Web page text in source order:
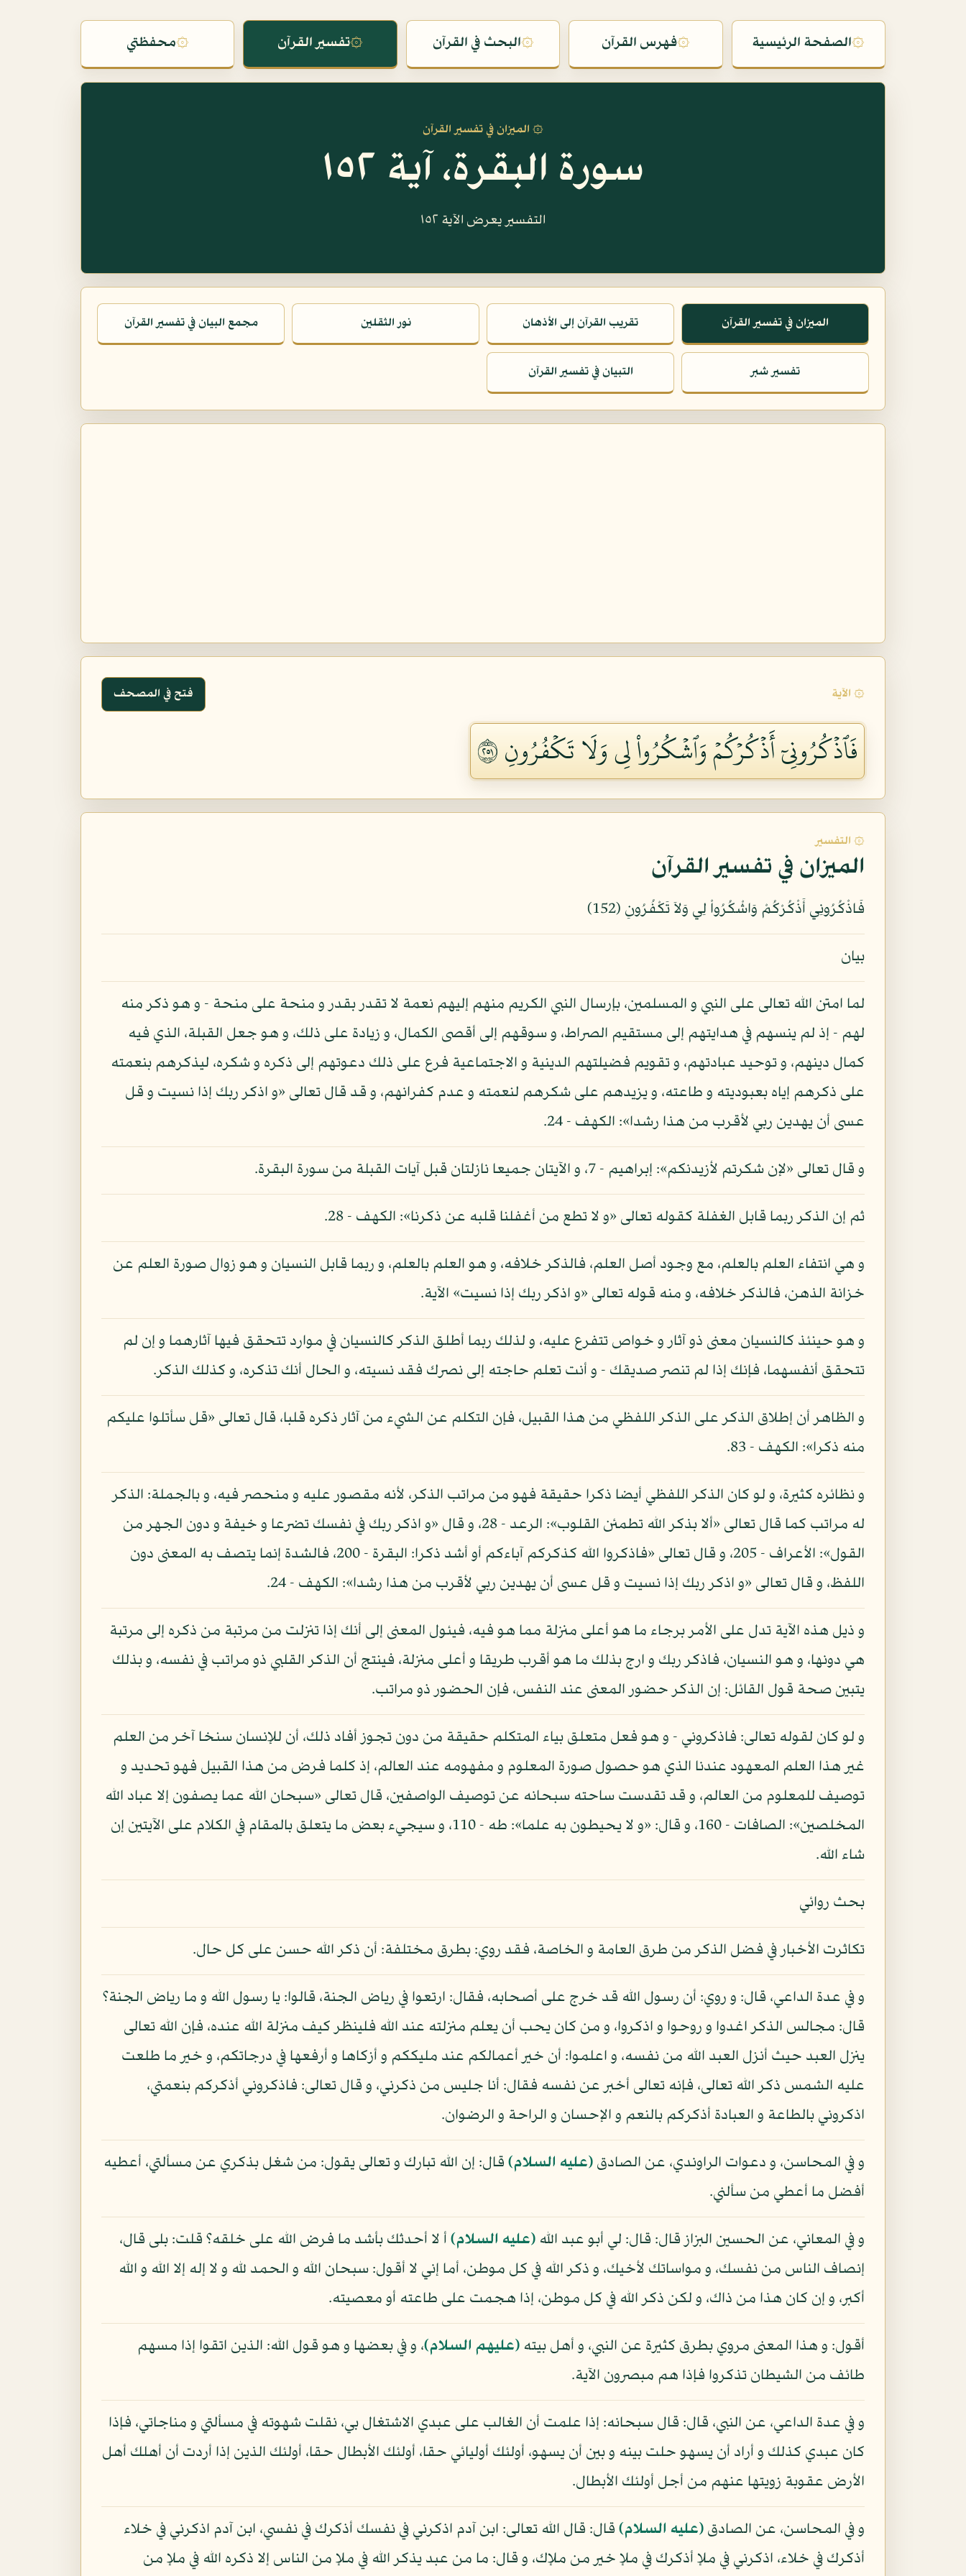
۞الصفحة الرئيسية ۞فهرس القرآن ۞البحث في القرآن ۞تفسير القرآن ۞محفظتي
۞ الميزان في تفسير القرآن
سورة البقرة، آية ١٥٢
التفسير يعرض الآية ١٥٢
الميزان في تفسير القرآن تقريب القرآن إلى الأذهان نور الثقلين مجمع البيان في تفسير القرآن
تفسير شبر التبيان في تفسير القرآن
۞ الآية فتح في المصحف
فَٱذۡكُرُونِيٓ أَذۡكُرۡكُمۡ وَٱشۡكُرُواْ لِي وَلَا تَكۡفُرُونِ ١٥٢
۞ التفسير
الميزان في تفسير القرآن
فَاذْكُرُونِي أَذْكُرْكُمْ وَاشْكُرُواْ لِي وَلاَ تَكْفُرُونِ (152)
بيان
لما امتن الله تعالى على النبي و المسلمين، بإرسال النبي الكريم منهم إليهم نعمة لا تقدر بقدر و منحة على منحة - و هو ذكر منه
لهم - إذ لم ينسهم في هدايتهم إلى مستقيم الصراط، و سوقهم إلى أقصى الكمال، و زيادة على ذلك، و هو جعل القبلة، الذي فيه
كمال دينهم، و توحيد عبادتهم، و تقويم فضيلتهم الدينية و الاجتماعية فرع على ذلك دعوتهم إلى ذكره و شكره، ليذكرهم بنعمته
على ذكرهم إياه بعبوديته و طاعته، و يزيدهم على شكرهم لنعمته و عدم كفرانهم، و قد قال تعالى «و اذكر ربك إذا نسيت و قل
عسى أن يهدين ربي لأقرب من هذا رشدا»: الكهف - 24.
و قال تعالى «لإن شكرتم لأزيدنكم»: إبراهيم - 7، و الآيتان جميعا نازلتان قبل آيات القبلة من سورة البقرة.
ثم إن الذكر ربما قابل الغفلة كقوله تعالى «و لا تطع من أغفلنا قلبه عن ذكرنا»: الكهف - 28.
و هي انتفاء العلم بالعلم، مع وجود أصل العلم، فالذكر خلافه، و هو العلم بالعلم، و ربما قابل النسيان و هو زوال صورة العلم عن
خزانة الذهن، فالذكر خلافه، و منه قوله تعالى «و اذكر ربك إذا نسيت» الآية.
و هو حينئذ كالنسيان معنى ذو آثار و خواص تتفرع عليه، و لذلك ربما أطلق الذكر كالنسيان في موارد تتحقق فيها آثارهما و إن لم
تتحقق أنفسهما، فإنك إذا لم تنصر صديقك - و أنت تعلم حاجته إلى نصرك فقد نسيته، و الحال أنك تذكره، و كذلك الذكر.
و الظاهر أن إطلاق الذكر على الذكر اللفظي من هذا القبيل، فإن التكلم عن الشيء من آثار ذكره قلبا، قال تعالى «قل سأتلوا عليكم
منه ذكرا»: الكهف - 83.
و نظائره كثيرة، و لو كان الذكر اللفظي أيضا ذكرا حقيقة فهو من مراتب الذكر، لأنه مقصور عليه و منحصر فيه، و بالجملة: الذكر
له مراتب كما قال تعالى «ألا بذكر الله تطمئن القلوب»: الرعد - 28، و قال «و اذكر ربك في نفسك تضرعا و خيفة و دون الجهر من
القول»: الأعراف - 205، و قال تعالى «فاذكروا الله كذكركم آباءكم أو أشد ذكرا: البقرة - 200، فالشدة إنما يتصف به المعنى دون
اللفظ، و قال تعالى «و اذكر ربك إذا نسيت و قل عسى أن يهدين ربي لأقرب من هذا رشدا»: الكهف - 24.
و ذيل هذه الآية تدل على الأمر برجاء ما هو أعلى منزلة مما هو فيه، فيئول المعنى إلى أنك إذا تنزلت من مرتبة من ذكره إلى مرتبة
هي دونها، و هو النسيان، فاذكر ربك و ارج بذلك ما هو أقرب طريقا و أعلى منزلة، فينتج أن الذكر القلبي ذو مراتب في نفسه، و بذلك
يتبين صحة قول القائل: إن الذكر حضور المعنى عند النفس، فإن الحضور ذو مراتب.
و لو كان لقوله تعالى: فاذكروني - و هو فعل متعلق بياء المتكلم حقيقة من دون تجوز أفاد ذلك، أن للإنسان سنخا آخر من العلم
غير هذا العلم المعهود عندنا الذي هو حصول صورة المعلوم و مفهومه عند العالم، إذ كلما فرض من هذا القبيل فهو تحديد و
توصيف للمعلوم من العالم، و قد تقدست ساحته سبحانه عن توصيف الواصفين، قال تعالى «سبحان الله عما يصفون إلا عباد الله
المخلصين»: الصافات - 160، و قال: «و لا يحيطون به علما»: طه - 110، و سيجيء بعض ما يتعلق بالمقام في الكلام على الآيتين إن
شاء الله.
بحث روائي
تكاثرت الأخبار في فضل الذكر من طرق العامة و الخاصة، فقد روي: بطرق مختلفة: أن ذكر الله حسن على كل حال.
و في عدة الداعي، قال: و روي: أن رسول الله قد خرج على أصحابه، فقال: ارتعوا في رياض الجنة، قالوا: يا رسول الله و ما رياض الجنة؟
قال: مجالس الذكر اغدوا و روحوا و اذكروا، و من كان يحب أن يعلم منزلته عند الله فلينظر كيف منزلة الله عنده، فإن الله تعالى
ينزل العبد حيث أنزل العبد الله من نفسه، و اعلموا: أن خير أعمالكم عند مليككم و أزكاها و أرفعها في درجاتكم، و خير ما طلعت
عليه الشمس ذكر الله تعالى، فإنه تعالى أخبر عن نفسه فقال: أنا جليس من ذكرني، و قال تعالى: فاذكروني أذكركم بنعمتي،
اذكروني بالطاعة و العبادة أذكركم بالنعم و الإحسان و الراحة و الرضوان.
و في المحاسن، و دعوات الراوندي، عن الصادق (عليه السلام) قال: إن الله تبارك و تعالى يقول: من شغل بذكري عن مسألتي، أعطيه
أفضل ما أعطي من سألني.
و في المعاني، عن الحسين البزاز قال: قال: لي أبو عبد الله (عليه السلام) أ لا أحدثك بأشد ما فرض الله على خلقه؟ قلت: بلى قال،
إنصاف الناس من نفسك، و مواساتك لأخيك، و ذكر الله في كل موطن، أما إني لا أقول: سبحان الله و الحمد لله و لا إله إلا الله و الله
أكبر، و إن كان هذا من ذاك، و لكن ذكر الله في كل موطن، إذا هجمت على طاعته أو معصيته.
أقول: و هذا المعنى مروي بطرق كثيرة عن النبي، و أهل بيته (عليهم السلام)، و في بعضها و هو قول الله: الذين اتقوا إذا مسهم
طائف من الشيطان تذكروا فإذا هم مبصرون الآية.
و في عدة الداعي، عن النبي، قال: قال سبحانه: إذا علمت أن الغالب على عبدي الاشتغال بي، نقلت شهوته في مسألتي و مناجاتي، فإذا
كان عبدي كذلك و أراد أن يسهو حلت بينه و بين أن يسهو، أولئك أوليائي حقا، أولئك الأبطال حقا، أولئك الذين إذا أردت أن أهلك أهل
الأرض عقوبة زويتها عنهم من أجل أولئك الأبطال.
و في المحاسن، عن الصادق (عليه السلام) قال: قال الله تعالى: ابن آدم اذكرني في نفسك أذكرك في نفسي، ابن آدم اذكرني في خلاء
أذكرك في خلاء، اذكرني في ملإ أذكرك في ملإ خير من ملإك، و قال: ما من عبد يذكر الله في ملإ من الناس إلا ذكره الله في ملإ من